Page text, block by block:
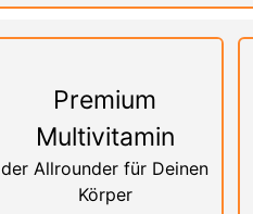
Premium
Multivitamin
der Allrounder für Deinen
Körper